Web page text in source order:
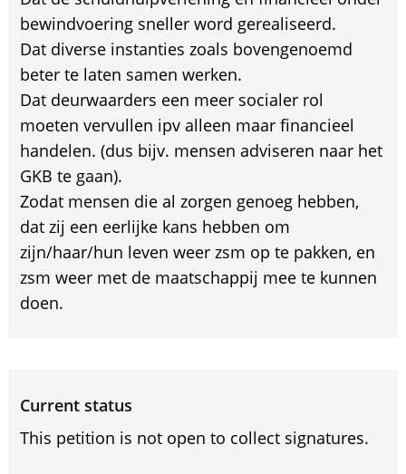
bewindvoering sneller word gerealiseerd.
Dat diverse instanties zoals bovengenoemd
beter te laten samen werken.
Dat deurwaarders een meer socialer rol
moeten vervullen ipv alleen maar financieel
handelen. (dus bijv. mensen adviseren naar het
GKB te gaan).
Zodat mensen die al zorgen genoeg hebben,
dat zij een eerlijke kans hebben om
zijn/haar/hun leven weer zsm op te pakken, en
zsm weer met de maatschappij mee te kunnen
doen.
Current status
This petition is not open to collect signatures.